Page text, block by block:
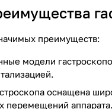
преимуществ:
модели
оснащена
перемещений аппарата.